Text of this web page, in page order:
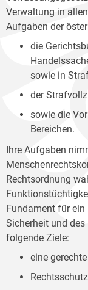
Verwaltung in
Aufgaben der
die
sowie in
der
sowie die
Bereichen.
Ihre Aufgaben
Rechtsordnung
Fundament für ein
Sicherheit und
folgende Ziele:
eine